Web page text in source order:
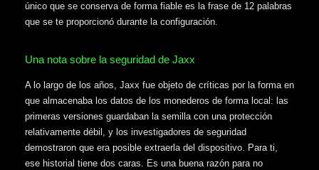
único que se conserva de forma fiable es la frase de 12 palabras
que se te proporcionó durante la configuración.
Una nota sobre la seguridad de Jaxx
A lo largo de los años, Jaxx fue objeto de críticas por la forma en
que almacenaba los datos de los monederos de forma local: las
primeras versiones guardaban la semilla con una protección
relativamente débil, y los investigadores de seguridad
demostraron que era posible extraerla del dispositivo. Para ti,
ese historial tiene dos caras. Es una buena razón para no